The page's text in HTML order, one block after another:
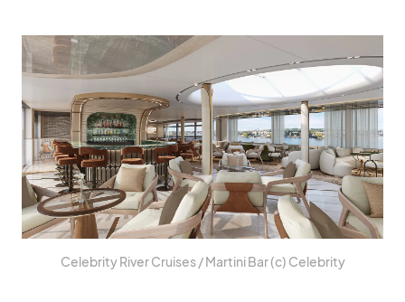
Ce­le­brity Ri­ver Crui­ses /​ Mar­tini Bar (c) Ce­le­brity